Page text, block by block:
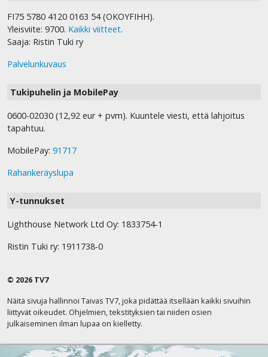
FI75 5780 4120 0163 54 (OKOYFIHH).
Yleisviite: 9700. Kaikki viitteet.
Saaja: Ristin Tuki ry
Palvelunkuvaus
Tukipuhelin ja MobilePay
0600-02030 (12,92 eur + pvm). Kuuntele viesti, että lahjoitus
tapahtuu.
MobilePay: 91717
Rahankeräyslupa
Y-tunnukset
Lighthouse Network Ltd Oy: 1833754-1
Ristin Tuki ry: 1911738-0
© 2026 TV7
Näitä sivuja hallinnoi Taivas TV7, joka pidättää itsellään kaikki sivuihin
liittyvät oikeudet. Ohjelmien, tekstityksien tai niiden osien
julkaiseminen ilman lupaa on kielletty.